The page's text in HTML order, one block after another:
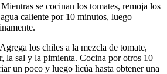
Mientras se cocinan los tomates, remoja los
caliente por 10 minutos, luego
Agrega los chiles a la mezcla de tomate,
la sal y la pimienta. Cocina por otros 10
un poco y luego licúa hasta obtener una